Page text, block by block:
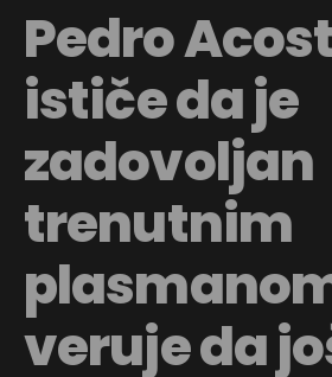
Pedro
ističe da je
zadovoljan
trenutnim
veruje da